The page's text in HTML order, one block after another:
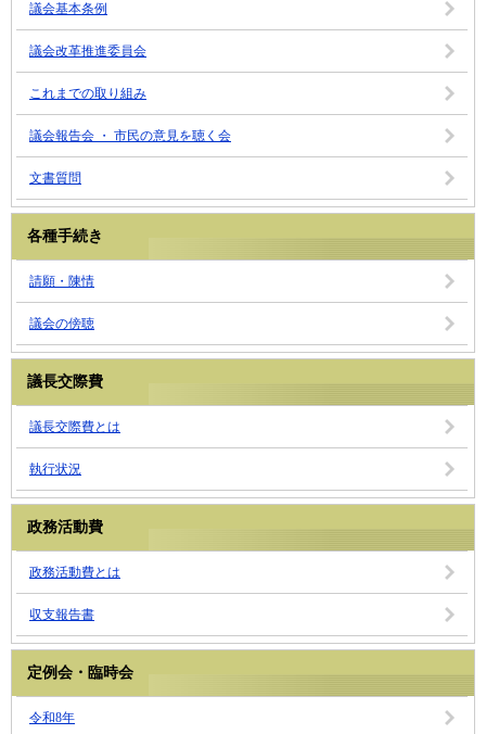
議会基本条例
議会改革推進委員会
これまでの取り組み
議会報告会 ・ 市民の意見を聴く会
文書質問
各種手続き
請願・陳情
議会の傍聴
議長交際費
議長交際費とは
執行状況
政務活動費
政務活動費とは
収支報告書
定例会・臨時会
令和8年